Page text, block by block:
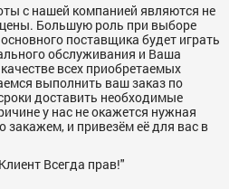
с нашей компанией являются не
Большую роль при выборе
поставщика будет играть
обслуживания и Ваша
всех приобретаемых
выполнить ваш заказ по
доставить необходимые
у нас не окажется нужная
и привезём её для вас в
Всегда прав!"